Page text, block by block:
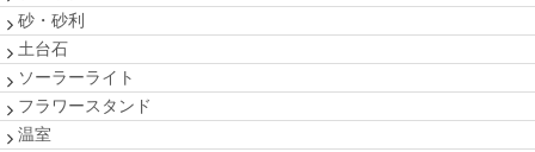
砂・砂利
土台石
ソーラーライト
フラワースタンド
温室